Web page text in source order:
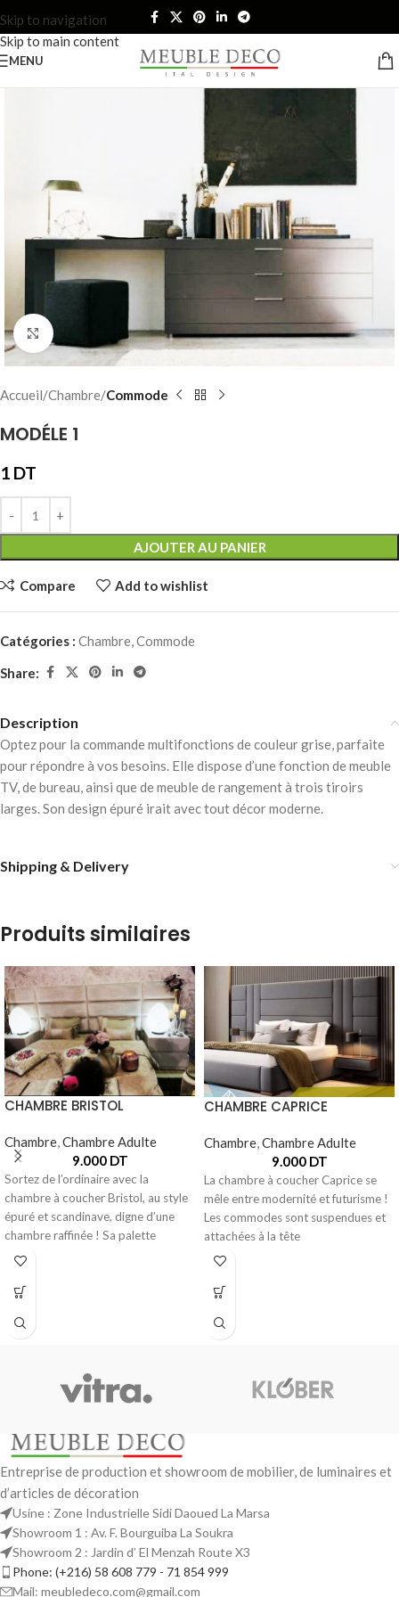
Skip to navigation
Skip to main content
MENU
Click to enlarge
Accueil Chambre Commode
MODÉLE 1
1 DT
AJOUTER AU PANIER
Compare Add to wishlist
Catégories : Chambre,Commode
Share:
Description
Optez pour la commande multifonctions de couleur grise, parfaite
pour répondre à vos besoins. Elle dispose d’une fonction de meuble
TV, de bureau, ainsi que de meuble de rangement à trois tiroirs
larges. Son design épuré irait avec tout décor moderne.
Shipping & Delivery
Produits similaires
CHAMBRE BRISTOL
Chambre,Chambre Adulte
9.000 DT
Sortez de l’ordinaire avec la
chambre à coucher Bristol, au style
épuré et scandinave, digne d’une
chambre raffinée ! Sa palette
CHAMBRE CAPRICE
Chambre,Chambre Adulte
9.000 DT
La chambre à coucher Caprice se
mêle entre modernité et futurisme !
Les commodes sont suspendues et
attachées à la tête
Entreprise de production et showroom de mobilier, de luminaires et
d’articles de décoration
Usine : Zone Industrielle Sidi Daoued La Marsa
Showroom 1 : Av. F. Bourguiba La Soukra
Showroom 2 : Jardin d’ El Menzah Route X3
Phone: (+216) 58 608 779 - 71 854 999
Mail: meubledeco.com@gmail.com